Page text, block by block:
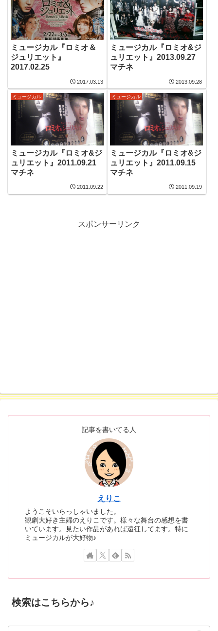
ミュージカル『ロミオ＆
ジュリエット』
2017.02.25
2017.03.13
ミュージカル『ロミオ&ジ
ュリエット』2013.09.27
マチネ
2013.09.28
ミュージカル
ミュージカル『ロミオ&ジ
ュリエット』2011.09.21
マチネ
2011.09.22
ミュージカル
ミュージカル『ロミオ&ジ
ュリエット』2011.09.15
マチネ
2011.09.19
スポンサーリンク
記事を書いてる人
えりこ
ようこそいらっしゃいました。
観劇大好き主婦のえりこです。様々な舞台の感想を書
いています。見たい作品があれば遠征してます。特に
ミュージカルが大好物♪
検索はこちらから♪